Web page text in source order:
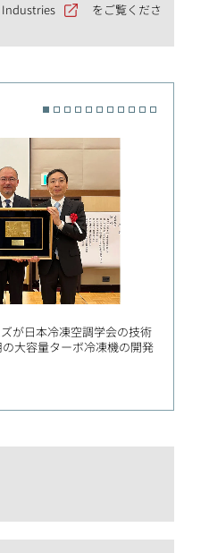
Industries
をご覧くださ
が日本冷凍空調学会の技術
大容量ターボ冷凍機の開発